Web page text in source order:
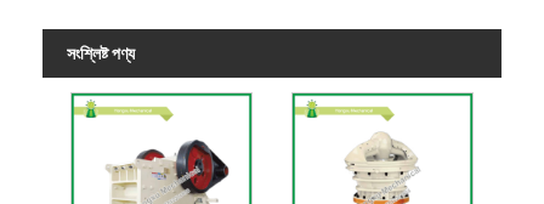
সংশ্লিষ্ট পণ্য